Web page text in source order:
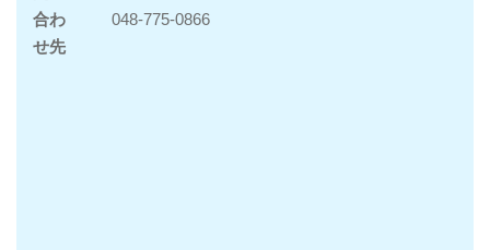
合わ
せ先
048-775-0866